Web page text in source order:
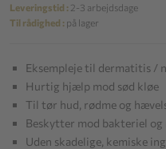
Leveringstid : 2-3 arbejdsdage
Til rådighed : på lager
Eksempleje til dermatitis /
Hurtig hjælp mod sød kløe
Til tør hud, rødme og
Beskytter mod bakteriel
Uden skadelige, kemiske